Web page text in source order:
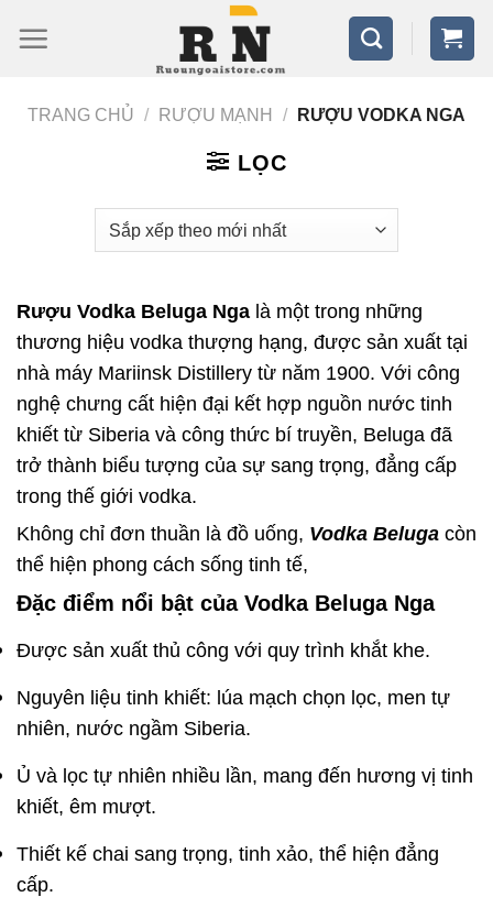
qua
dungTRANG CHỦ / RƯỢU MẠNH / RƯỢU VODKA NGA
LỌC
Rượu Vodka Beluga Nga là một trong những
thương hiệu vodka thượng hạng, được sản xuất tại
nhà máy Mariinsk Distillery từ năm 1900. Với công
nghệ chưng cất hiện đại kết hợp nguồn nước tinh
khiết từ Siberia và công thức bí truyền, Beluga đã
trở thành biểu tượng của sự sang trọng, đẳng cấp
trong thế giới vodka.
Không chỉ đơn thuần là đồ uống, Vodka Beluga còn
thể hiện phong cách sống tinh tế,
Đặc điểm nổi bật của Vodka Beluga Nga
Được sản xuất thủ công với quy trình khắt khe.
Nguyên liệu tinh khiết: lúa mạch chọn lọc, men tự
nhiên, nước ngầm Siberia.
Ủ và lọc tự nhiên nhiều lần, mang đến hương vị tinh
khiết, êm mượt.
Thiết kế chai sang trọng, tinh xảo, thể hiện đẳng
cấp.